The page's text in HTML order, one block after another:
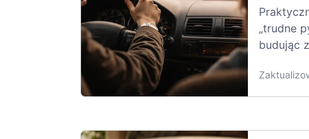
„trudne
budując